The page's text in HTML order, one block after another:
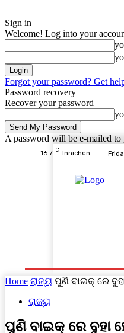
Sign in
Welcome! Log into your
Forgot your password? Get
Password recovery
Recover your password
A password will be e-mailed to
16.7 C Innichen
Home ରାଜ୍ୟ ପୁଣି ବାଇକ୍ ରେ
ରାଜ୍ୟ
ପୁଣି ବାଇକ୍ ରେ ବୁହା